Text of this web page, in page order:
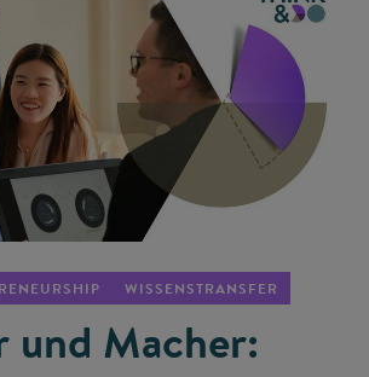
WISSENSTRANSFER
und Macher: